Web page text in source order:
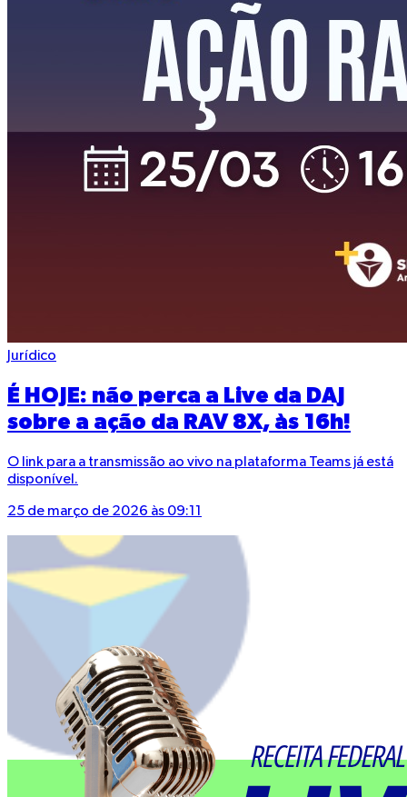
Jurídico
É HOJE: não perca a Live da DAJ
sobre a ação da RAV 8X, às 16h!
O link para a transmissão ao vivo na plataforma Teams já está
disponível.
25 de março de 2026 às 09:11